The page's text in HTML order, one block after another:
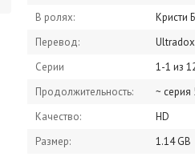
В ролях:
Кристи Бурк, Рис Ричи,
Перевод:
Ultradox
Серии
1-1 из
Продолжительность:
~ серия
Качество:
HD
Размер:
1.14 GB